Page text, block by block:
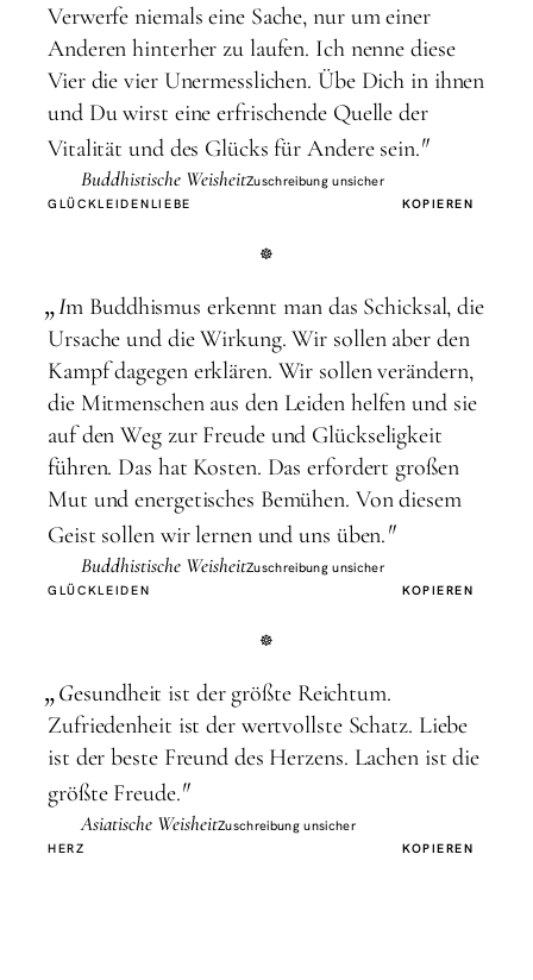
Verwerfe niemals eine Sache, nur um einer
Anderen hinterher zu laufen. Ich nenne diese
Vier die vier Unermesslichen. Übe Dich in ihnen
und Du wirst eine erfrischende Quelle der
Vitalität und des Glücks für Andere sein."
Buddhistische WeisheitZuschreibung unsicher
GLÜCKLEIDENLIEBE KOPIEREN
„Im Buddhismus erkennt man das Schicksal, die
Ursache und die Wirkung. Wir sollen aber den
Kampf dagegen erklären. Wir sollen verändern,
die Mitmenschen aus den Leiden helfen und sie
auf den Weg zur Freude und Glückseligkeit
führen. Das hat Kosten. Das erfordert großen
Mut und energetisches Bemühen. Von diesem
Geist sollen wir lernen und uns üben."
Buddhistische WeisheitZuschreibung unsicher
GLÜCKLEIDEN KOPIEREN
„Gesundheit ist der größte Reichtum.
Zufriedenheit ist der wertvollste Schatz. Liebe
ist der beste Freund des Herzens. Lachen ist die
größte Freude."
Asiatische WeisheitZuschreibung unsicher
HERZ
KOPIEREN